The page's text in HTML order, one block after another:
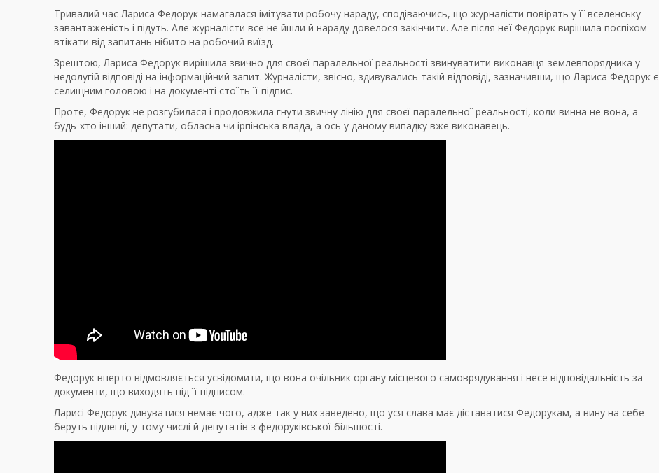
Тривалий час Лариса Федорук намагалася імітувати робочу нараду, сподіваючись, що журналісти повірять у її вселенську
завантаженість і підуть. Але журналісти все не йшли й нараду довелося закінчити. Але після неї Федорук вирішила поспіхом
втікати від запитань нібито на робочий виїзд.
Зрештою, Лариса Федорук вирішила звично для своєї паралельної реальності звинуватити виконавця-землевпорядника у
недолугій відповіді на інформаційний запит. Журналісти, звісно, здивувались такій відповіді, зазначивши, що Лариса Федорук є
селищним головою і на документі стоїть її підпис.
Проте, Федорук не розгубилася і продовжила гнути звичну лінію для своєї паралельної реальності, коли винна не вона, а
будь-хто інший: депутати, обласна чи ірпінська влада, а ось у даному випадку вже виконавець.
Федорук вперто відмовляється усвідомити, що вона очільник органу місцевого самоврядування і несе відповідальність за
документи, що виходять під її підписом.
Ларисі Федорук дивуватися немає чого, адже так у них заведено, що уся слава має діставатися Федорукам, а вину на себе
беруть підлеглі, у тому числі й депутатів з федоруківської більшості.